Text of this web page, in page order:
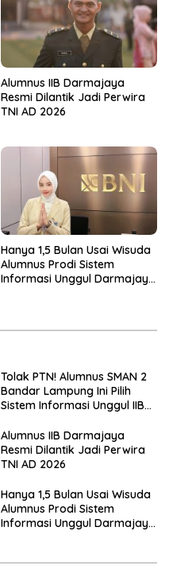
Alumnus IIB Darmajaya
Resmi Dilantik Jadi Perwira
TNI AD 2026
Hanya 1,5 Bulan Usai Wisuda
Alumnus Prodi Sistem
Informasi Unggul Darmajaya
Tolak PTN! Alumnus SMAN 2
Bandar Lampung Ini Pilih
Sistem Informasi Unggul IIB
Haru
Alumnus IIB Darmajaya
Resmi Dilantik Jadi Perwira
TNI AD 2026
Hanya 1,5 Bulan Usai Wisuda
Alumnus Prodi Sistem
Informasi Unggul Darmajaya